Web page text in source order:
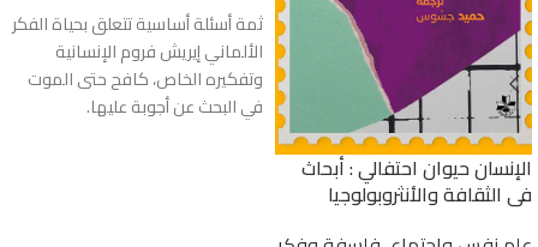
الإنسان حيوان احتفالي : أبحاث
في الثقافة والأنثروبولوجيا
ثمة أسئلة أساسية تتعلق بحياة الفكر
الألماني إيريش فروم الإنسانية
وتفكيره الخاص، كافح حتى الموت
في البحث عن أجوبة عليها.